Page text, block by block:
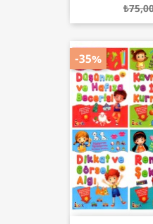
-35%